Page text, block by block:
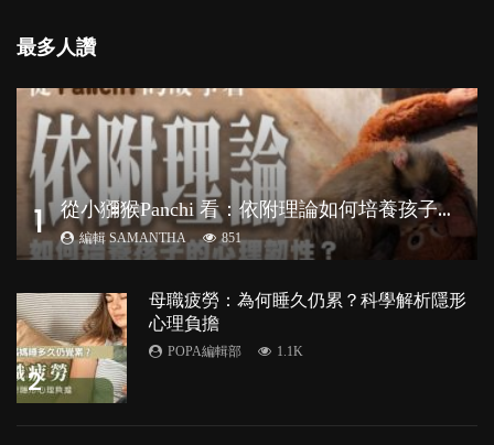
最多人讚
1 從
小獼猴Panchi 看：依附理論如何培養孩子心理韌性？
編輯 SAMANTHA 851
2
母職疲勞：為何睡久仍累？科學解析隱形
心理負擔
POPA編輯部 1.1K